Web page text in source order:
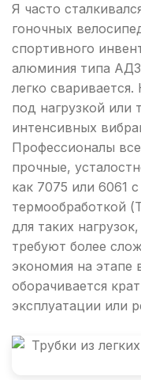
Я часто
гоночных
спортивного
алюминия типа
легко
под нагрузкой или
интенсивных
Профессионалы
прочные,
как 7075 или 6061
термообработкой
для таких
требуют более
экономия на этапе
оборачивается
эксплуатации или